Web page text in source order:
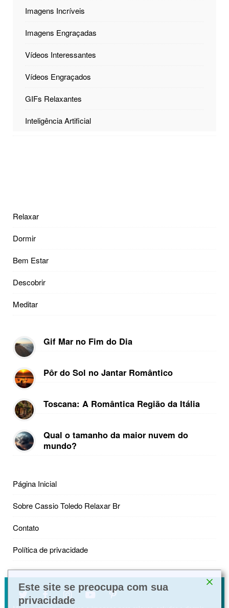
Imagens Incríveis
Imagens Engraçadas
Vídeos Interessantes
Vídeos Engraçados
GIFs Relaxantes
Inteligência Artificial
Relaxar
Dormir
Bem Estar
Descobrir
Meditar
Gif Mar no Fim do Dia
Pôr do Sol no Jantar Romântico
Toscana: A Romântica Região da Itália
Qual o tamanho da maior nuvem do
mundo?
Página Inicial
Sobre Cassio Toledo Relaxar Br
Contato
Política de privacidade
Este site se preocupa com sua
privacidade